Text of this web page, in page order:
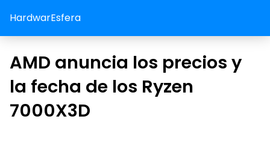
HardwarEsfera
AMD anuncia los precios y
la fecha de los Ryzen
7000X3D